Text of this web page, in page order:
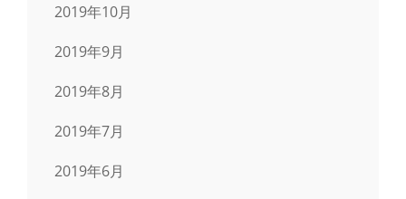
2019年10月
2019年9月
2019年8月
2019年7月
2019年6月